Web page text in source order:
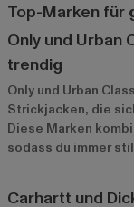
Top-Marken für
Only und Urban
trendig
Only und Urban
Strickjacken, die
Diese Marken
sodass du immer
Carhartt und